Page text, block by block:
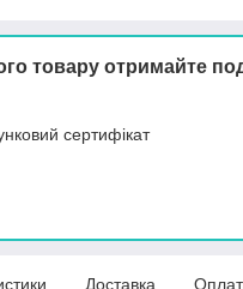
товару отримайте
сертифікат
Доставка